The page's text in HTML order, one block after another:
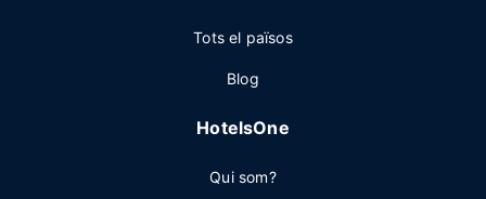
Tots el països
Blog
HotelsOne
Qui som?